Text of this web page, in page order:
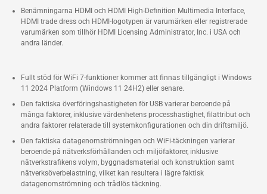
Benämningarna HDMI och HDMI High-Definition Multimedia Interface,
HDMI trade dress och HDMI-logotypen är varumärken eller registrerade
varumärken som tillhör HDMI Licensing Administrator, Inc. i USA och
andra länder.
Fullt stöd för WiFi 7-funktioner kommer att finnas tillgängligt i Windows
11 2024 Platform (Windows 11 24H2) eller senare.
Den faktiska överföringshastigheten för USB varierar beroende på
många faktorer, inklusive värdenhetens processhastighet, filattribut och
andra faktorer relaterade till systemkonfigurationen och din driftsmiljö.
Den faktiska datagenomströmningen och WiFi-täckningen varierar
beroende på nätverksförhållanden och miljöfaktorer, inklusive
nätverkstrafikens volym, byggnadsmaterial och konstruktion samt
nätverksöverbelastning, vilket kan resultera i lägre faktisk
datagenomströmning och trådlös täckning.